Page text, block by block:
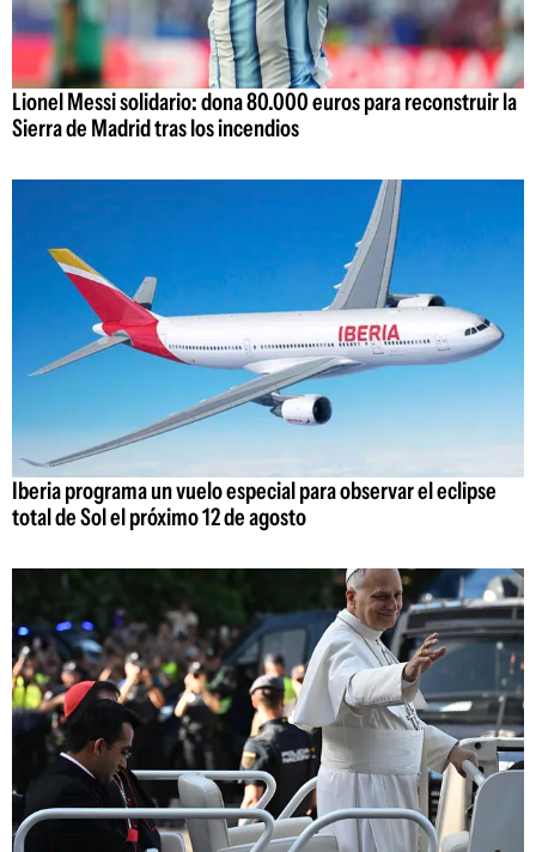
Lionel Messi solidario: dona 80.000 euros para reconstruir la
Sierra de Madrid tras los incendios
Iberia programa un vuelo especial para observar el eclipse
total de Sol el próximo 12 de agosto